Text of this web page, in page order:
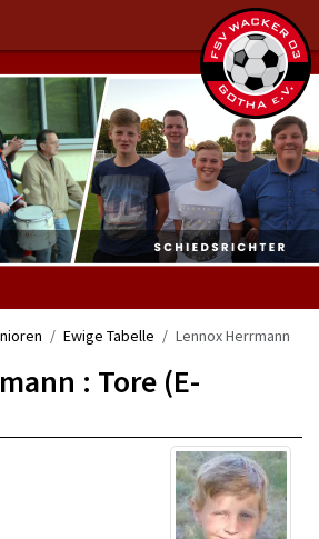
Ewige Tabelle Lennox Herrmann
: Tore (E-